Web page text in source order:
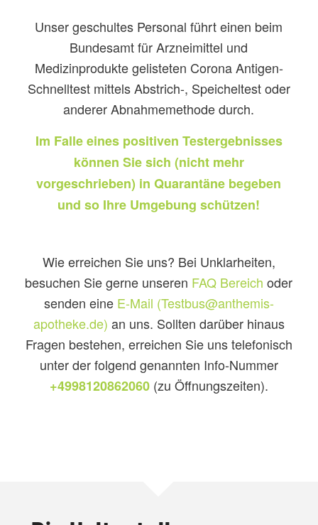
Unser geschultes Personal führt einen beim
Bundesamt für Arzneimittel und
Medizinprodukte gelisteten Corona Antigen-
Schnelltest mittels Abstrich-, Speicheltest oder
anderer Abnahmemethode durch.
Im Falle eines positiven Testergebnisses
können Sie sich (nicht mehr
vorgeschrieben) in Quarantäne begeben
und so Ihre Umgebung schützen!
Wie erreichen Sie uns? Bei Unklarheiten,
besuchen Sie gerne unseren FAQ Bereich oder
senden eine E-Mail (Testbus@anthemis-
apotheke.de) an uns. Sollten darüber hinaus
Fragen bestehen, erreichen Sie uns telefonisch
unter der folgend genannten Info-Nummer
+4998120862060 (zu Öffnungszeiten).